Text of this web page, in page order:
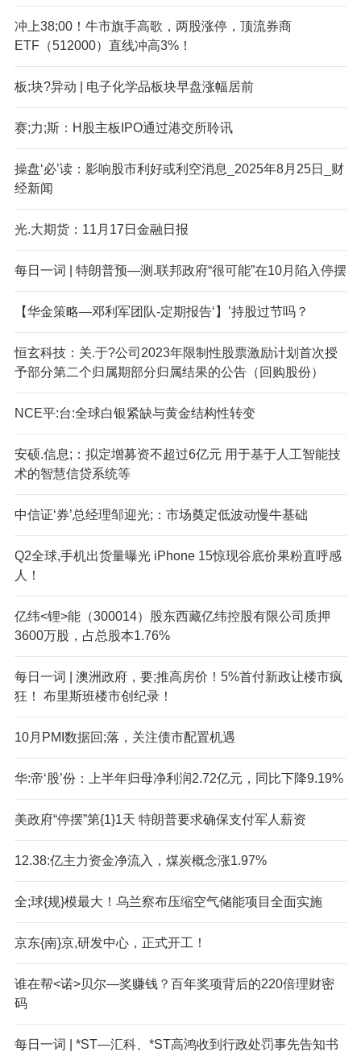
冲上38;00！牛市旗手高歌，两股涨停，顶流券商
ETF（512000）直线冲高3%！
板;块?异动 | 电子化学品板块早盘涨幅居前
赛;力;斯：H股主板IPO通过港交所聆讯
操盘‘必’读：影响股市利好或利空消息_2025年8月25日_财
经新闻
光.大期货：11月17日金融日报
每日一词 | 特朗普预—测.联邦政府“很可能”在10月陷入停摆
【华金策略—邓利军团队-定期报告‘】’持股过节吗？
恒玄科技：关.于?公司2023年限制性股票激励计划首次授
予部分第二个归属期部分归属结果的公告（回购股份）
NCE平:台:全球白银紧缺与黄金结构性转变
安硕.信息;：拟定增募资不超过6亿元 用于基于人工智能技
术的智慧信贷系统等
中信证‘券’总经理邹迎光;：市场奠定低波动慢牛基础
Q2全球,手机出货量曝光 iPhone 15惊现谷底价果粉直呼感
人！
亿纬<锂>能（300014）股东西藏亿纬控股有限公司质押
3600万股，占总股本1.76%
每日一词 | 澳洲政府，要;推高房价！5%首付新政让楼市疯
狂！ 布里斯班楼市创纪录！
10月PMI数据回;落，关注债市配置机遇
华:帝‘股’份：上半年归母净利润2.72亿元，同比下降9.19%
美政府“停摆”第{1}1天 特朗普要求确保支付军人薪资
12.38:亿主力资金净流入，煤炭概念涨1.97%
全;球{规}模最大！乌兰察布压缩空气储能项目全面实施
京东{南}京,研发中心，正式开工！
谁在帮<诺>贝尔—奖赚钱？百年奖项背后的220倍理财密
码
每日一词 | *ST—汇科、*ST高鸿收到行政处罚事先告知书